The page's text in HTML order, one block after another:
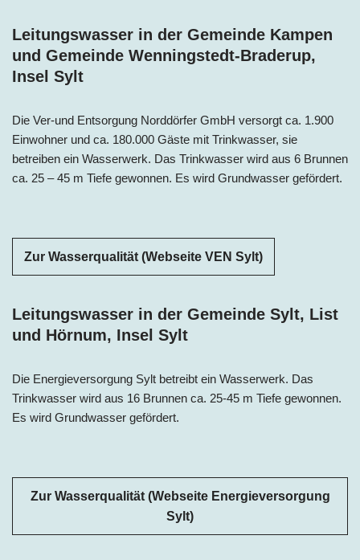
Leitungswasser in der Gemeinde Kampen
und Gemeinde Wenningstedt-Braderup,
Insel Sylt
Die Ver-und Entsorgung Norddörfer GmbH versorgt ca. 1.900
Einwohner und ca. 180.000 Gäste mit Trinkwasser, sie
betreiben ein Wasserwerk. Das Trinkwasser wird aus 6 Brunnen
ca. 25 – 45 m Tiefe gewonnen. Es wird Grundwasser gefördert.
Zur Wasserqualität (Webseite VEN Sylt)
Leitungswasser in der Gemeinde Sylt, List
und Hörnum, Insel Sylt
Die Energieversorgung Sylt betreibt ein Wasserwerk. Das
Trinkwasser wird aus 16 Brunnen ca. 25-45 m Tiefe gewonnen.
Es wird Grundwasser gefördert.
Zur Wasserqualität (Webseite Energieversorgung
Sylt)